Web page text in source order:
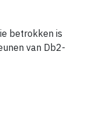
betrokken is
van Db2-